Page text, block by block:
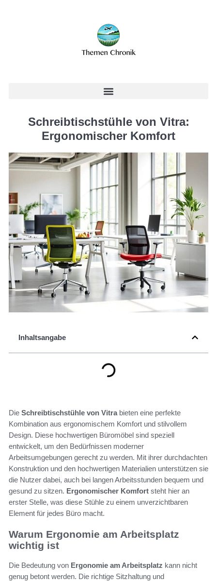
Schreibtischstühle von Vitra:
Ergonomischer Komfort
Inhaltsangabe
Die Schreibtischstühle von Vitrabieten eine perfekte
Kombination aus ergonomischem Komfort und stilvollem
Design. Diese hochwertigen Büromöbel sind speziell
entwickelt, um den Bedürfnissen moderner
Arbeitsumgebungen gerecht zu werden. Mit ihrer durchdachten
Konstruktion und den hochwertigen Materialien unterstützen sie
die Nutzer dabei, auch bei langen Arbeitsstunden bequem und
gesund zu sitzen. Ergonomischer Komfort steht hier an
erster Stelle, was diese Stühle zu einem unverzichtbaren
Element für jedes Büro macht.
Warum Ergonomie am Arbeitsplatz
wichtig ist
Die Bedeutung von Ergonomie am Arbeitsplatz kann nicht
genug betont werden. Die richtige Sitzhaltung und